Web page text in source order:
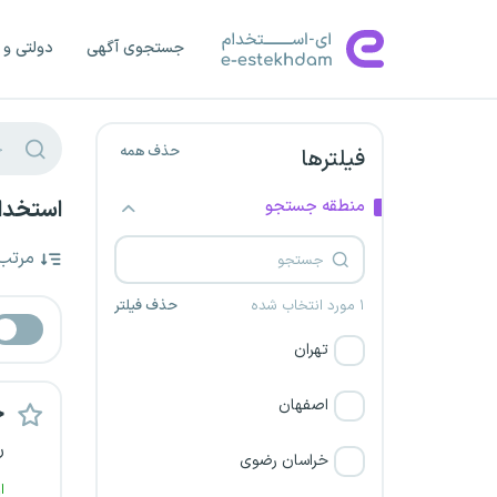
جستجوی آگهی دولتی
فیلترها حذف همه
منطقه جستجو
۱ مورد انتخاب شده حذف فیلتر
تهران
اصفهان
خراسان رضوی